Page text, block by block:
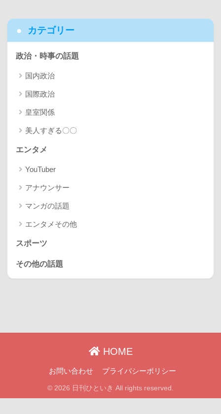
カテゴリー
政治・時事の話題
国内政治
国際政治
皇室関係
美人すぎる〇〇
エンタメ
YouTuber
アナウンサー
マンガの話題
エンタメその他
スポーツ
その他の話題
HOME
お問い合わせ プライバシーポリシー
© 2026 日刊ひといき All rights reserved.